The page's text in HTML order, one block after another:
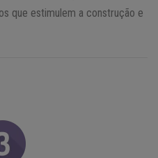
que estimulem a construção e